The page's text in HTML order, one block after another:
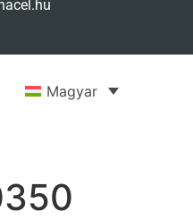
Magyar